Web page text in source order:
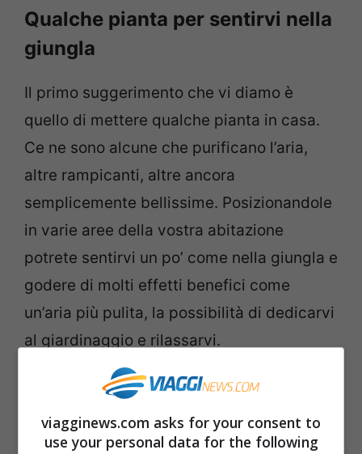
Qualche pianta per sentirvi nella
giungla
Il primo suggerimento che vi diamo è
quello di mettere qualche pianta in casa.
Ce ne sono alcune che purificano l’aria,
altre rampicanti, altre ancora
semplicemente bellissime. Posizionandole
in varie aree della vostra abitazione
potrete sentirvi un po’ come nella giungla e
godere di molti effetti benefici come
un’aria più pulita, la possibilità di dedicarvi
al giardinaggio e rilassarvi.
https://www.instagram.com/p/CGj6kprgt7
y/?utm_source=ig_web_copy_link
viagginews.com asks for your consent to
use your personal data for the following